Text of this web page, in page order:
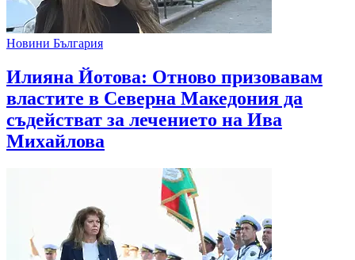
Новини България
Илияна Йотова: Отново призовавам
властите в Северна Македония да
съдействат за лечението на Ива
Михайлова